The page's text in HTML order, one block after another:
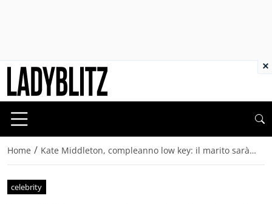
Home / Kate Middleton, compleanno low key: il marito sarà…
celebrity
×